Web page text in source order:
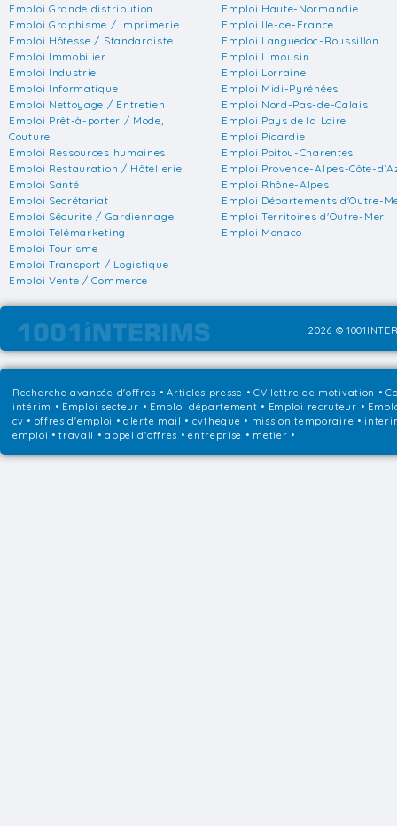
Emploi Grande distribution
Emploi Graphisme / Imprimerie
Emploi Hôtesse / Standardiste
Emploi Immobilier
Emploi Industrie
Emploi Informatique
Emploi Nettoyage / Entretien
Emploi Prêt-à-porter / Mode,
Couture
Emploi Ressources humaines
Emploi Restauration / Hôtellerie
Emploi Santé
Emploi Secrétariat
Emploi Sécurité / Gardiennage
Emploi Télémarketing
Emploi Tourisme
Emploi Transport / Logistique
Emploi Vente / Commerce
Emploi Haute-Normandie
Emploi Ile-de-France
Emploi Languedoc-Roussillon
Emploi Limousin
Emploi Lorraine
Emploi Midi-Pyrénées
Emploi Nord-Pas-de-Calais
Emploi Pays de la Loire
Emploi Picardie
Emploi Poitou-Charentes
Emploi Provence-Alpes-Côte-
Emploi Rhône-Alpes
Emploi Départements d'Outre-
Emploi Territoires d'Outre-Mer
Emploi Monaco
2026 ©
Recherche avancée d'offres •Articles presse • CV lettre de motivation •
intérim • Emploi secteur • Emploi département • Emploi recruteur •
cv • offres d'emploi • alerte mail • cvtheque • mission temporaire •
emploi • travail • appel d'offres • entreprise • metier •